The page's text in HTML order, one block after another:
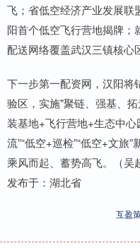
飞；省低空经济产业发展联
阳首个低空飞行营地揭牌；
配送网络覆盖武汉三镇核心
下一步第一配资网，汉阳将
验区，实施"聚链、强基、
装基地+飞行营地+生态中心
流”“低空+巡检”“低空+文旅
乘风而起、蓄势高飞。（吴
发布于：湖北省
互盈